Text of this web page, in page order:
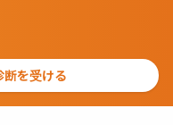
断を受ける